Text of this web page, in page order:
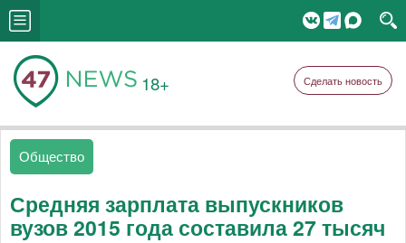
18+ Сделать новость
Общество
Средняя зарплата выпускников
вузов 2015 года составила 27 тысяч